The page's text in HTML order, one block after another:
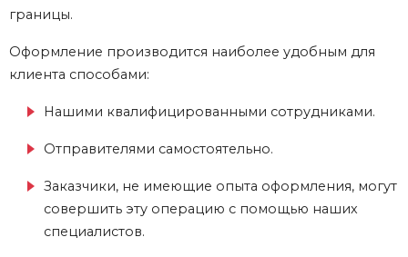
границы.
Оформление производится наиболее удобным для
клиента способами:
Нашими квалифицированными сотрудниками.
Отправителями самостоятельно.
Заказчики, не имеющие опыта оформления, могут
совершить эту операцию с помощью наших
специалистов.